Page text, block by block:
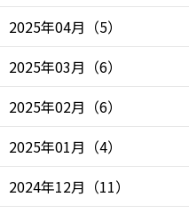
2025年04月 （5）
2025年03月 （6）
2025年02月 （6）
2025年01月 （4）
2024年12月 （11）